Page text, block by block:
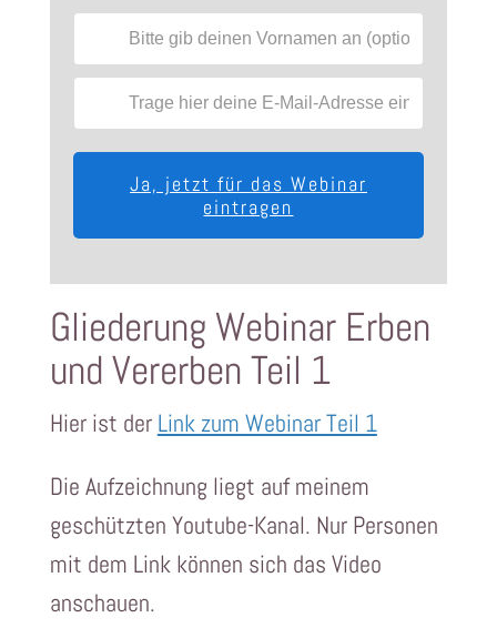
Ja, jetzt für das Webinar
eintragen
Gliederung Webinar Erben
und Vererben Teil 1
Hier ist der Link zum Webinar Teil 1
Die Aufzeichnung liegt auf meinem
geschützten Youtube-Kanal. Nur Personen
mit dem Link können sich das Video
anschauen.